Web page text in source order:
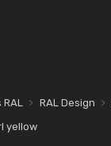
RAL RAL Design
yellow